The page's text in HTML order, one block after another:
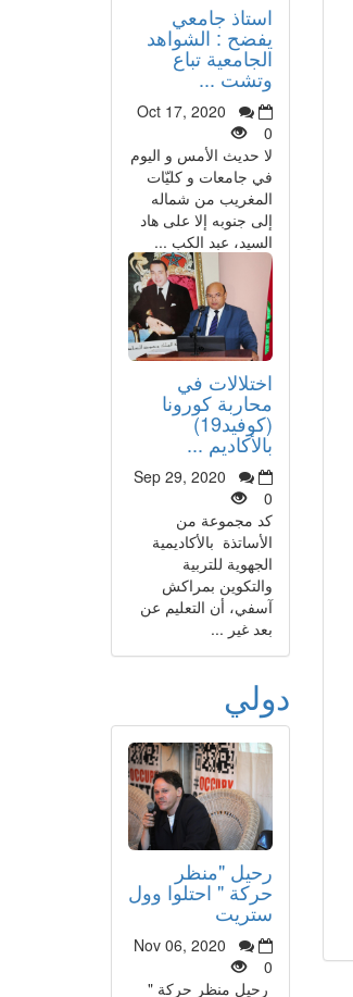
استاذ جامعي
يفضح : الشواهد
الجامعية تباع
وتشت ...
Oct 17, 2020
0
لا حديث الأمس و اليوم
في جامعات و كليّات
المغريب من شماله
إلى جنوبه إلا على هاد
السيد، عبد الكب ...
اختلالات في
محاربة كورونا
(كوفيد19)
بالأكاديم ...
Sep 29, 2020
0
كد مجموعة من
الأساتذة بالأكاديمية
الجهوية للتربية
والتكوين بمراكش
آسفي، أن التعليم عن
بعد غير ...
دولي
رحيل "منظر
حركة " احتلوا وول
ستريت
Nov 06, 2020
0
رحيل منظر حركة "